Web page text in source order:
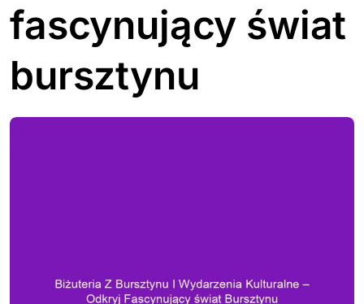
fascynujący świat
bursztynu